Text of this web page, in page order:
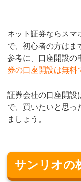
ネット証券ならスマ
で、初心者の方はま
参考に、口座開設の
券の口座開設は無料
証券会社の口座開設
で、買いたいと思っ
ましょう。
サンリオの